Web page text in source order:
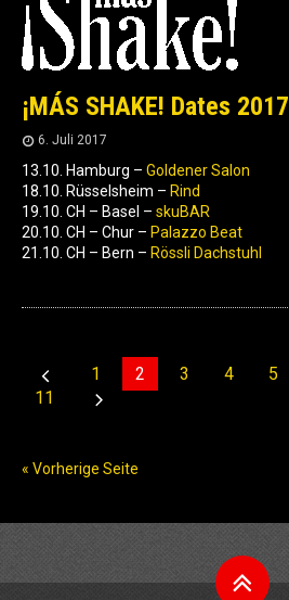
¡MÁS SHAKE! Dates 2017
6. Juli 2017
13.10. Hamburg – Goldener Salon
18.10. Rüsselsheim – Rind
19.10. CH – Basel – skuBAR
20.10. CH – Chur – Palazzo Beat
21.10. CH – Bern – Rössli Dachstuhl
1 2 3 4 5
11
« Vorherige Seite
Nach
oben